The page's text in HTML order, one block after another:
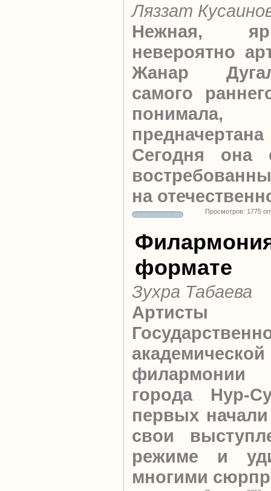
Ляззат
Нежная,
невероятно
Жанар
самого
Сегодня она
на
Просмотров: 1775
формате
Зухра Табаева
Артисты
академической
филармонии
города Нур-
первых
свои
режиме и
многими